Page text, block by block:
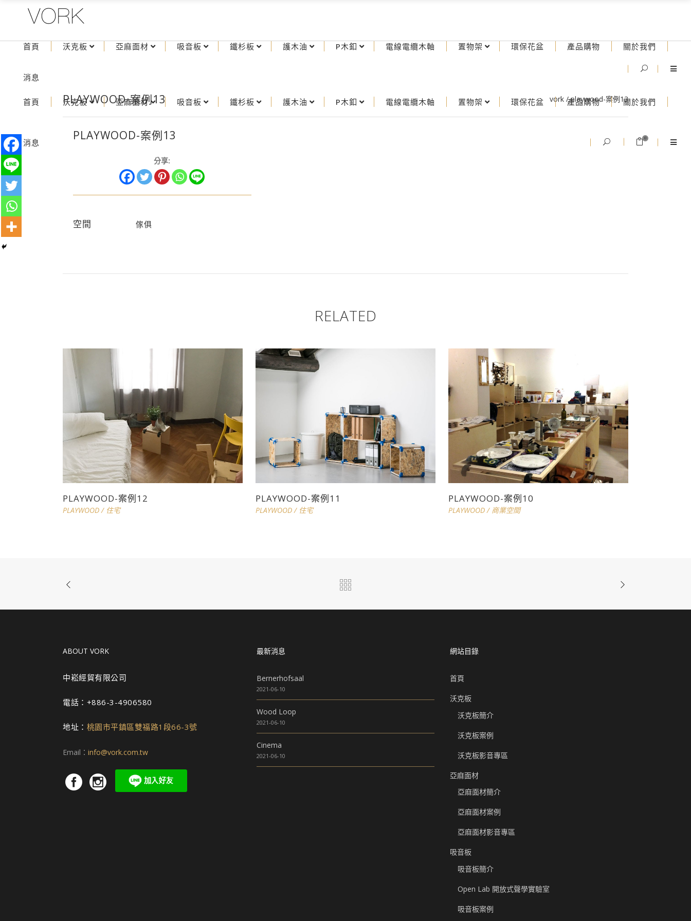
首頁 沃克板 亞麻面材 吸音板 鐵杉板 護木油 P木釦 電線電纜木軸 置物架 環保花盆 產品購物 關於我們
消息 0
首頁 沃克板 亞麻面材 吸音板 鐵杉板 護木油 P木釦 電線電纜木軸 置物架 環保花盆 產品購物 關於我們
消息
PLAYWOOD-案例13 vork /playwood-案例13
PLAYWOOD-案例13
分享:
空間 傢俱
RELATED
PLAYWOOD-案例12
PLAYWOOD/ 住宅
PLAYWOOD-案例11
PLAYWOOD/ 住宅
PLAYWOOD-案例10
PLAYWOOD/ 商業空間
ABOUT VORK
中崧經貿有限公司
電話：+886-3-4906580
地址： 桃園市平鎮區雙福路1段66-3號
Email： info@vork.com.tw
最新消息
Bernerhofsaal
2021-06-10
Wood Loop
2021-06-10
Cinema
2021-06-10
網站目錄
首頁
沃克板
沃克板簡介
沃克板案例
沃克板影音專區
亞麻面材
亞麻面材簡介
亞麻面材案例
亞麻面材影音專區
吸音板
吸音板簡介
Open Lab 開放式聲學實驗室
吸音板案例